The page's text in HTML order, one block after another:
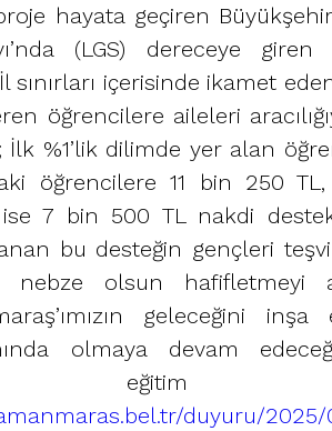
hayata geçiren
(LGS) dereceye
sınırları içerisinde ikamet
öğrencilere aileleri
İlk %1’lik dilimde yer alan
öğrencilere 11 bin 250
7 bin 500 TL nakdi
bu desteğin gençleri
olsun hafifletmeyi
geleceğini
olmaya devam
eğitim
duyuru/